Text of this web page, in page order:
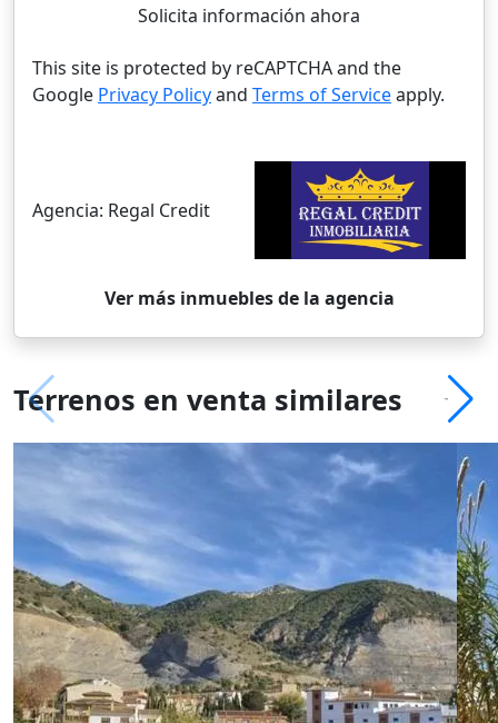
Solicita información ahora
This site is protected by reCAPTCHA and the
Google Privacy Policyand Terms of Serviceapply.
Agencia: Regal Credit
Ver más inmuebles de la agencia
Terrenos en venta similares